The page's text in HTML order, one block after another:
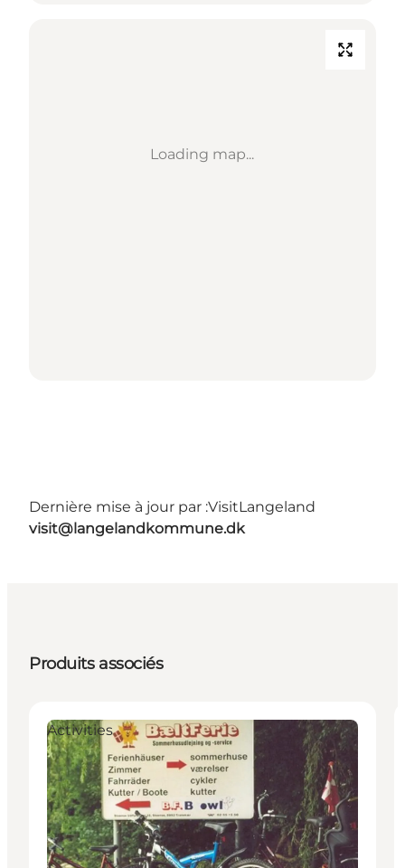
Loading map...
Dernière mise à jour par :VisitLangeland
visit@langelandkommune.dk
Produits associés
Activities